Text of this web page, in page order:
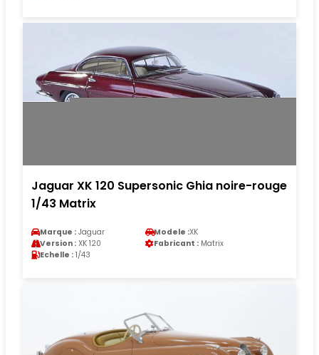
Jaguar XK 120 Supersonic Ghia noire-rouge
1/43 Matrix
Marque : Jaguar Modele :XK
Version : XK 120 Fabricant : Matrix
Echelle : 1/43